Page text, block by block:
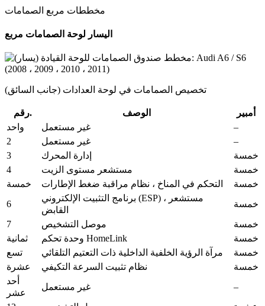
مخططات مربع الصمامات
اليسار لوحة الصمامات مربع
تخصيص الصمامات في لوحة العدادات (جانب السائق)
رقم. الوصف
أمبير
واحد
غير مستعمل
–
2
غير مستعمل
–
3
إدارة المحرك
خمسة
4
مستشعر مستوى الزيت
خمسة
خمسة
التحكم في المناخ ، نظام مراقبة ضغط الإطارات
خمسة
6
برنامج التثبيت الإلكتروني (ESP) ، مستشعر
القابض
خمسة
7
موصل التشخيص
خمسة
ثمانية
وحدة تحكم HomeLink
خمسة
تسع
مرآة الرؤية الخلفية الداخلية ذات التعتيم التلقائي
خمسة
عشرة
نظام تثبيت السرعة التكيفي
خمسة
أحد
عشر
غير مستعمل
–